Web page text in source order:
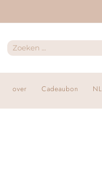
over Cadeaubon NL